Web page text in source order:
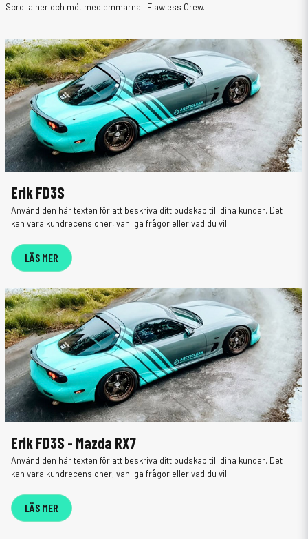
Scrolla ner och möt medlemmarna i Flawless Crew.
Erik FD3S
Använd den här texten för att beskriva ditt budskap till dina kunder. Det
kan vara kundrecensioner, vanliga frågor eller vad du vill.
LÄS MER
Erik FD3S - Mazda RX7
Använd den här texten för att beskriva ditt budskap till dina kunder. Det
kan vara kundrecensioner, vanliga frågor eller vad du vill.
LÄS MER